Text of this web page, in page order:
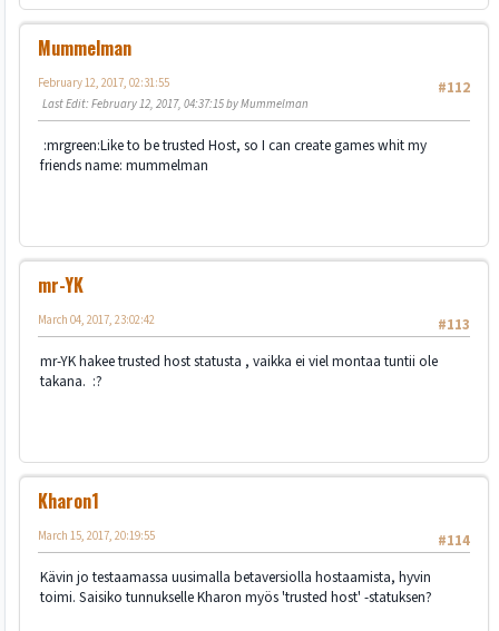
Mummelman
#112
February 12, 2017, 02:31:55
Last Edit: February 12, 2017, 04:37:15 by Mummelman
:mrgreen:Like to be trusted Host, so I can create games whit my
friends name: mummelman
mr-YK
#113
March 04, 2017, 23:02:42
mr-YK hakee trusted host statusta , vaikka ei viel montaa tuntii ole
takana. :?
Kharon1
#114
March 15, 2017, 20:19:55
Kävin jo testaamassa uusimalla betaversiolla hostaamista, hyvin
toimi. Saisiko tunnukselle Kharon myös 'trusted host' -statuksen?